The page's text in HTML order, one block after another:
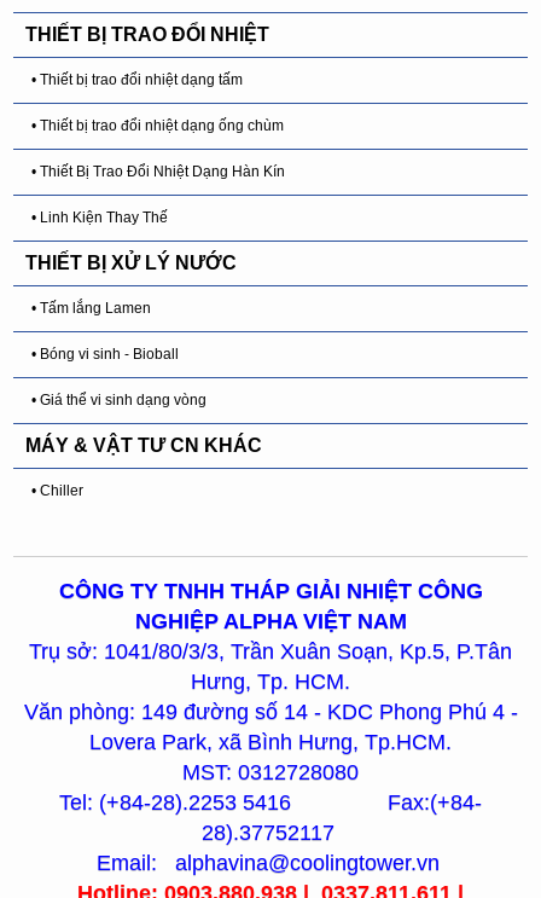
THIẾT BỊ TRAO ĐỔI NHIỆT
• Thiết bị trao đổi nhiệt dạng tấm
• Thiết bị trao đổi nhiệt dạng ống chùm
• Thiết Bị Trao Đổi Nhiệt Dạng Hàn Kín
• Linh Kiện Thay Thế
THIẾT BỊ XỬ LÝ NƯỚC
• Tấm lắng Lamen
• Bóng vi sinh - Bioball
• Giá thể vi sinh dạng vòng
MÁY & VẬT TƯ CN KHÁC
• Chiller
CÔNG TY TNHH THÁP GIẢI NHIỆT CÔNG
NGHIỆP ALPHA VIỆT NAM
Trụ sở: 1041/80/3/3, Trần Xuân Soạn, Kp.5, P.Tân
Hưng, Tp. HCM.
Văn phòng: 149 đường số 14 - KDC Phong Phú 4 -
Lovera Park, xã Bình Hưng, Tp.HCM.
MST: 0312728080
Tel: (+84-28).2253 5416 Fax:(+84-
28).37752117
Email: alphavina@coolingtower.vn